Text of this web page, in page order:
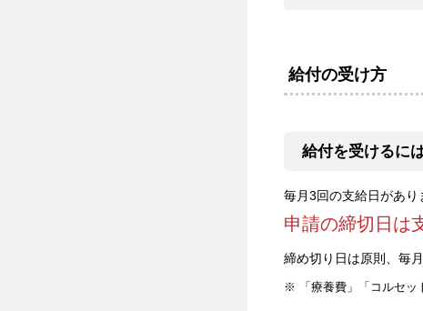
給付の受け方
給付を受けるに
毎月3回の支給日があり
申請の締切日は
締め切り日は原則、毎
※ 「療養費」「コルセッ